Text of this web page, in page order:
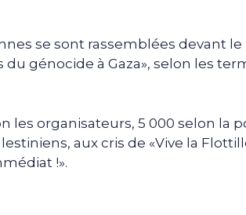
se sont rassemblées devant
génocide à Gaza», selon les
les organisateurs, 5 000 selon la
aux cris de «Vive la Flottille
!».